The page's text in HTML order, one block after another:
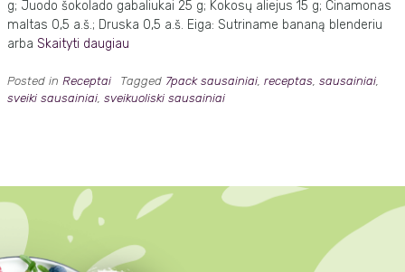
g; Juodo šokolado gabaliukai 25 g; Kokosų aliejus 15 g; Cinamonas
maltas 0,5 a.š.; Druska 0,5 a.š. Eiga: Sutriname bananą blenderiu
arba Skaityti daugiau
Posted in Receptai Tagged 7pack sausainiai, receptas, sausainiai,
sveiki sausainiai, sveikuoliski sausainiai